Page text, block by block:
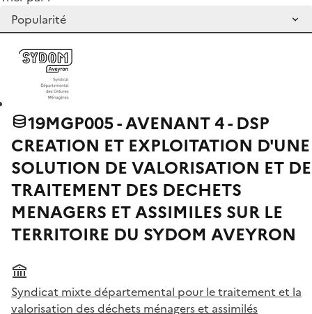
19MGP005 - AVENANT 4 - DSP
CREATION ET EXPLOITATION D'UNE
SOLUTION DE VALORISATION ET DE
TRAITEMENT DES DECHETS
MENAGERS ET ASSIMILES SUR LE
TERRITOIRE DU SYDOM AVEYRON
Syndicat mixte départemental pour le traitement et la
valorisation des déchets ménagers et assimilés